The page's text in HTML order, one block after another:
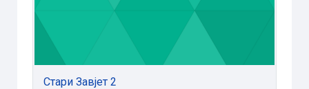
Стари Завјет 2